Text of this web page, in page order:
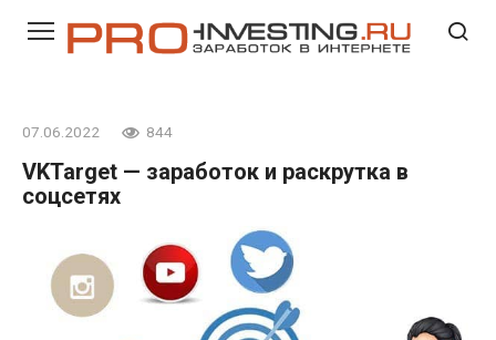
07.06.2022 844
VKTarget — заработок и раскрутка в
соцсетях